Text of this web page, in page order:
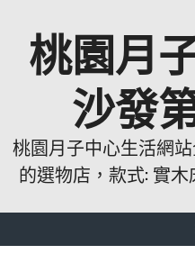
桃園月
沙發
桃園月子中心生活網
的選物店，款式: 實木